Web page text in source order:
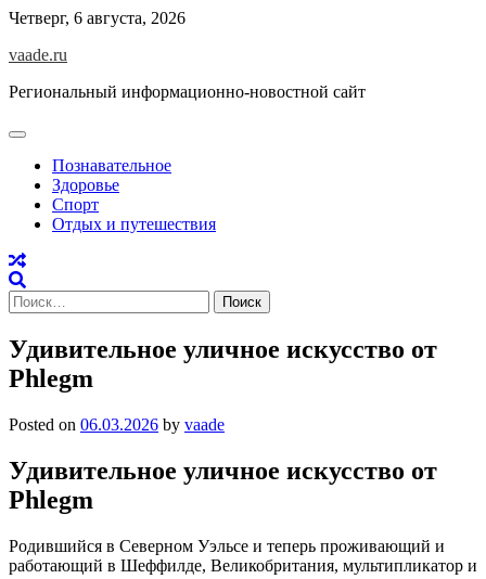
Skip
content
Четверг, 6 августа, 2026
vaade.ru
Региональный информационно-новостной сайт
Познавательное
Здоровье
Спорт
Отдых и путешествия
Найти:
Удивительное уличное искусство от
Phlegm
Posted on 06.03.2026 by vaade
Удивительное уличное искусство от
Phlegm
Родившийся в Северном Уэльсе и теперь проживающий и
работающий в Шеффилде, Великобритания, мультипликатор и